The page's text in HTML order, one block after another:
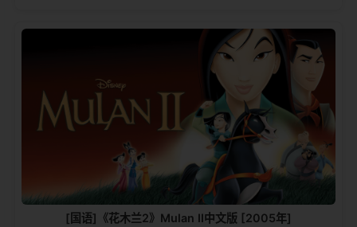
[国语]《花木兰2》Mulan II中文版 [2005年]